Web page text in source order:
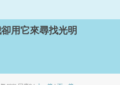
用它來尋找光明